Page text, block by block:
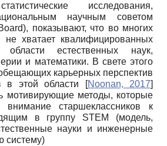
исследования,
научным советом
показывают, что во многих
не хватает квалифицированных
естественных наук,
и математики. В свете этого
карьерных перспектив
в этой области
[Noonan, 2017]
мотивирующие методы, которые
внимание старшеклассников к
в группу STEM (модель,
науки и инженерные
систему)